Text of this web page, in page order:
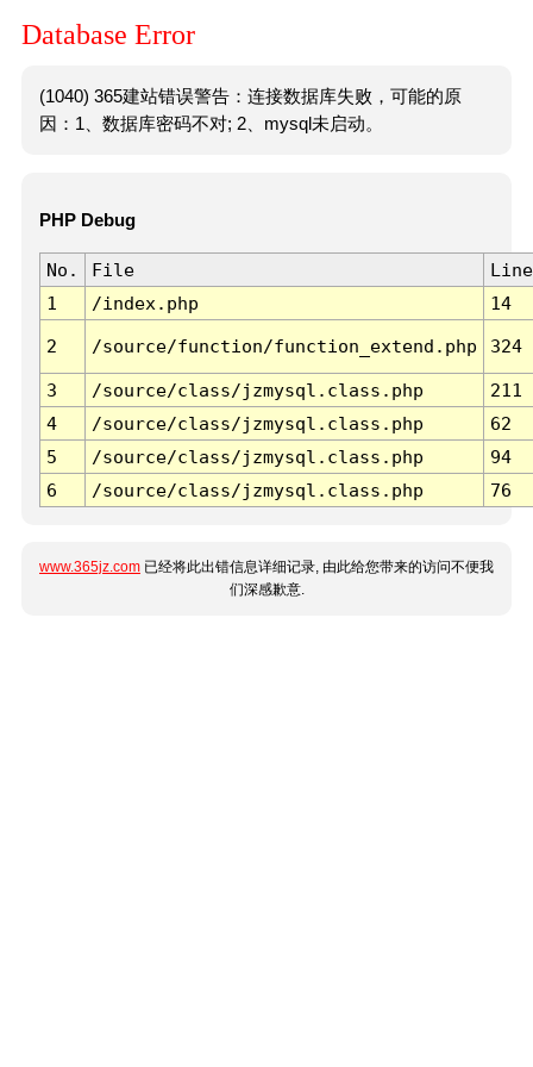
Database Error
(1040) 365建站错误警告：连接数据库失败，可能的原
因：1、数据库密码不对; 2、mysql未启动。
PHP Debug
No. File
Line
1
/index.php 14
2 /source/function/function_extend.php 324
3 /source/class/jzmysql.class.php
211
4
/source/class/jzmysql.class.php
62
5
/source/class/jzmysql.class.php
94
6
/source/class/jzmysql.class.php 76
www.365jz.com 已经将此出错信息详细记录, 由此给您带来的访问不便我
们深感歉意.